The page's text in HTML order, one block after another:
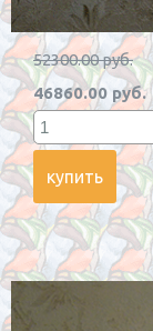
52300.00 руб.
46860.00 руб.